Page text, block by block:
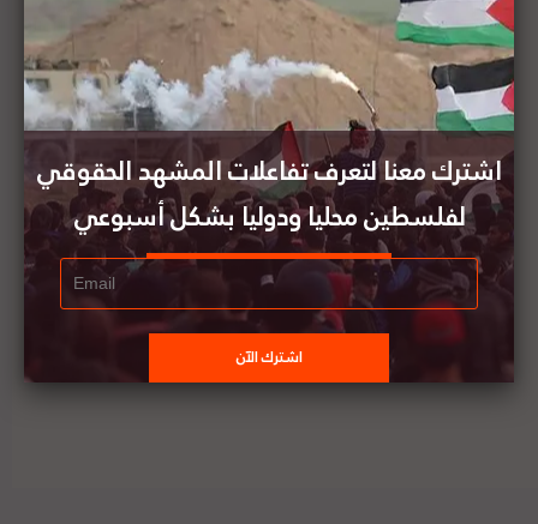
شاغر: مساعد علاقات المانحين في منظمة القانون
من أجل فلسطين
تقرير المشهد الحقوقي لفلسطين | العدد (107) || 16
- 22 يناير 2022
اشترك معنا لتعرف تفاعلات المشهد الحقوقي
لفلسطين محليا ودوليا بشكل أسبوعي